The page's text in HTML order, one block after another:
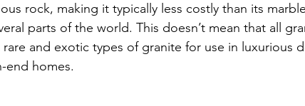
rock, making it typically less costly than its
parts of the world. This doesn’t mean that all
and exotic types of granite for use in luxurious
end homes.